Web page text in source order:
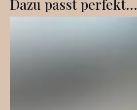
Dazu passt perfekt...